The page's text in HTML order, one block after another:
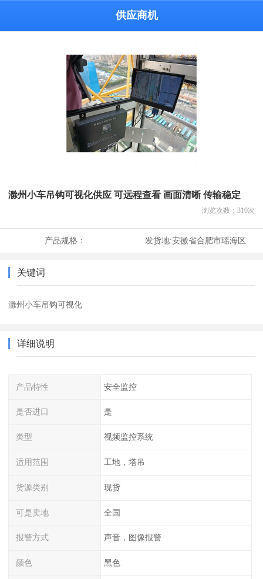
供应商机
滁州小车吊钩可视化供应 可远程查看 画面清晰 传输稳定
浏览次数： 310次
产品规格： 发货地:安徽省合肥市瑶海区
关键词
滁州小车吊钩可视化
详细说明
产品特性 安全监控
是否进口 是
类型 视频监控系统
适用范围 工地，塔吊
货源类别 现货
可是卖地 全国
报警方式 声音，图像报警
颜色 黑色